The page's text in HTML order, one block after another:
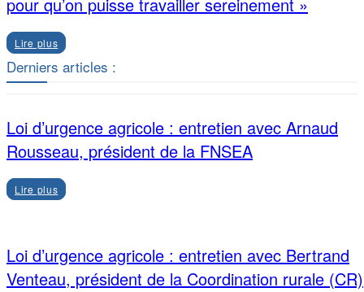
pour qu’on puisse travailler sereinement »
Lire plus
Derniers articles :
Loi d’urgence agricole : entretien avec Arnaud
Rousseau, président de la FNSEA
Lire plus
Loi d’urgence agricole : entretien avec Bertrand
Venteau, président de la Coordination rurale (CR)